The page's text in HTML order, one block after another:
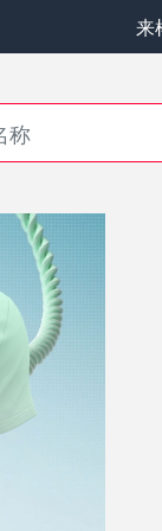
来